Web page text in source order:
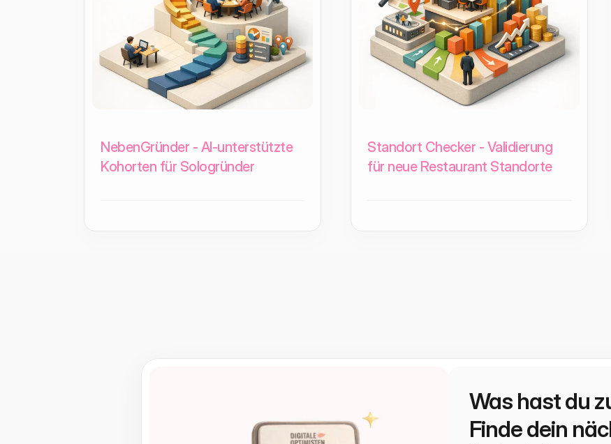
NebenGründer - AI-unterstützte
Kohorten für Sologründer
Standort Checker - Validierung
für neue Restaurant Standorte
Was hast du
Finde dein